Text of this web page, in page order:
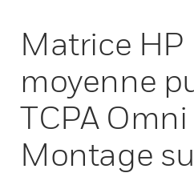
Matrice HP
moyenne
TCPA
Montage